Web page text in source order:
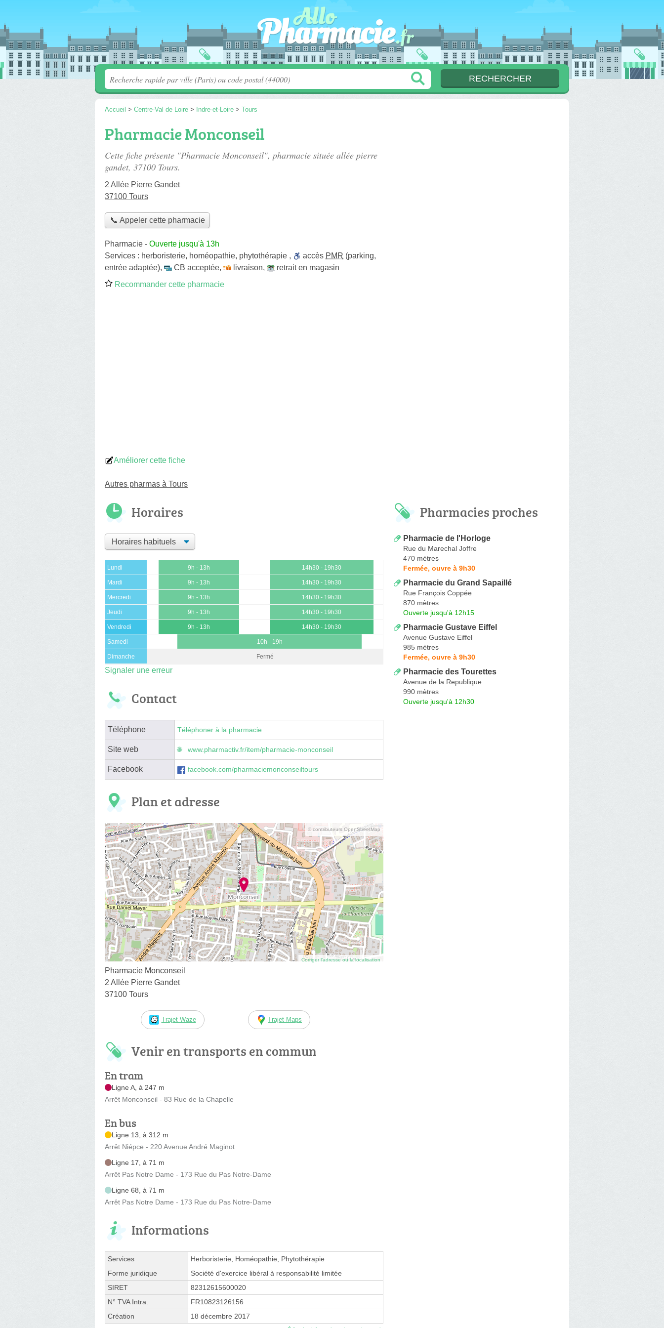
Accueil > Centre-Val de Loire > Indre-et-Loire > Tours
Pharmacie Monconseil
Cette fiche présente "Pharmacie Monconseil", pharmacie située allée pierre
gandet, 37100 Tours.
2 Allée Pierre Gandet
37100 Tours
📞 Appeler cette pharmacie
Pharmacie - Ouverte jusqu'à 13h
Services : herboristerie, homéopathie, phytothérapie , accès PMR (parking,
entrée adaptée), CB acceptée, livraison,
retrait en magasin
Recommander cette pharmacie
Améliorer cette fiche
Autres pharmas à Tours
Horaires
Lundi 9h - 13h 14h30 - 19h30
Mardi 9h - 13h 14h30 - 19h30
Mercredi 9h - 13h 14h30 - 19h30
Jeudi 9h - 13h 14h30 - 19h30
Vendredi 9h - 13h 14h30 - 19h30
Samedi 10h - 19h
Dimanche Fermé
Signaler une erreur
Contact
Téléphone Téléphoner à la pharmacie
Site web www.pharmactiv.fr/item/pharmacie-monconseil
Facebook facebook.com/pharmaciemonconseiltours
Plan et adresse
© contributeurs OpenStreetMap
Corriger l’adresse ou la localisation
Pharmacie Monconseil
2 Allée Pierre Gandet
37100 Tours
Trajet Waze Trajet Maps
Venir en transports en commun
En tram
Ligne A, à 247 m
Arrêt Monconseil - 83 Rue de la Chapelle
En bus
Ligne 13, à 312 m
Arrêt Niépce - 220 Avenue André Maginot
Ligne 17, à 71 m
Arrêt Pas Notre Dame - 173 Rue du Pas Notre-Dame
Ligne 68, à 71 m
Arrêt Pas Notre Dame - 173 Rue du Pas Notre-Dame
Informations
Services
Herboristerie, Homéopathie, Phytothérapie
Forme juridique
Société d'exercice libéral à responsabilité limitée
SIRET
82312615600020
N° TVA Intra.
FR10823126156
Création
18 décembre 2017
Pharmacies proches
Pharmacie de l'Horloge
Rue du Marechal Joffre
470 mètres
Fermée, ouvre à 9h30
Pharmacie du Grand Sapaillé
Rue François Coppée
870 mètres
Ouverte jusqu'à 12h15
Pharmacie Gustave Eiffel
Avenue Gustave Eiffel
985 mètres
Fermée, ouvre à 9h30
Pharmacie des Tourettes
Avenue de la Republique
990 mètres
Ouverte jusqu'à 12h30